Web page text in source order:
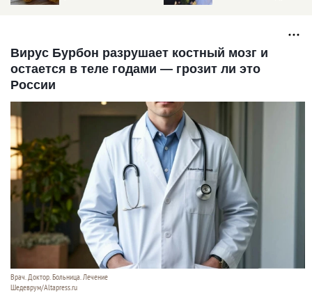
Вирус Бурбон разрушает костный мозг и
остается в теле годами — грозит ли это
России
Врач. Доктор. Больница. Лечение
Шедеврум/Altapress.ru